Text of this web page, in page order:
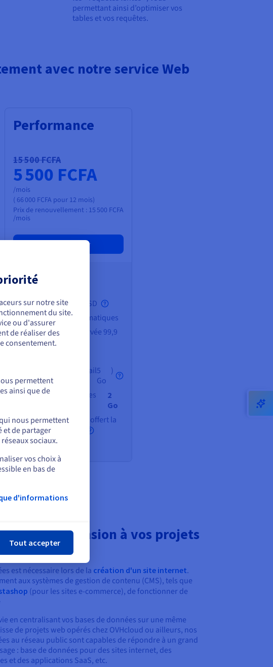
permettant ainsi d’optimiser vos
tables et vos requêtes.
avec notre service Web
Performance
15 500 FCFA
5 500 FCFA
/mois
( 66 000 FCFA pour 12 mois)
Prix de renouvellement : 15 500 FCFA
/mois
Commander
2vCores
500 Gostockage SSD
Sauvegardes automatiques
Disponibilité observée 99,9
%
000
adresses e-mail
(
5
Go
)
20bases de données
2
Go
1 nom de domaine offert la
première année*
CDN inclus
autre dimension à vos projets
estnécessaire lors de la création d'un site internet.
aux systèmes de gestion de contenu (CMS), tels que
(pour les sites e-commerce), de fonctionner de
en centralisant vos bases de données sur une même
de projets web opérés chez OVHcloud ou ailleurs, nos
au réseau public sont capables de répondre à un grand
: base de données pour des sites internet, des
et des applications SaaS, etc.
et créez un
sur notre site
du site.
ou d'assurer
de réaliser des
consentement.
permettent
ainsi que de
nous permettent
et de partager
sociaux.
vos choix à
en bas de
d'informations
Tout accepter